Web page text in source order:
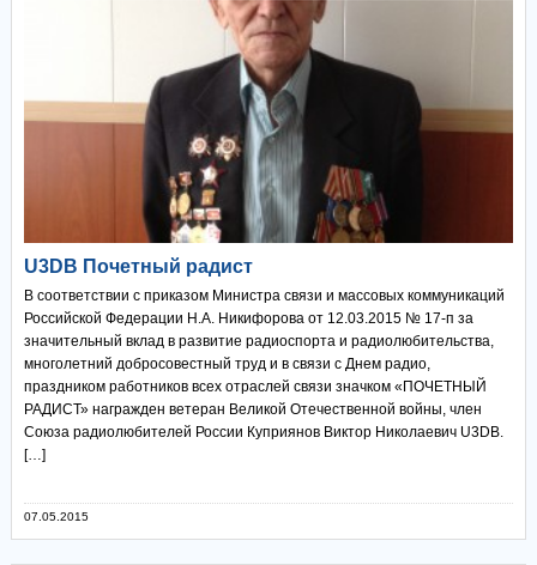
U3DB Почетный радист
В соответствии с приказом Министра связи и массовых коммуникаций
Российской Федерации Н.А. Никифорова от 12.03.2015 № 17-п за
значительный вклад в развитие радиоспорта и радиолюбительства,
многолетний добросовестный труд и в связи с Днем радио,
праздником работников всех отраслей связи значком «ПОЧЕТНЫЙ
РАДИСТ» награжден ветеран Великой Отечественной войны, член
Союза радиолюбителей России Куприянов Виктор Николаевич U3DB.
[…]
07.05.2015